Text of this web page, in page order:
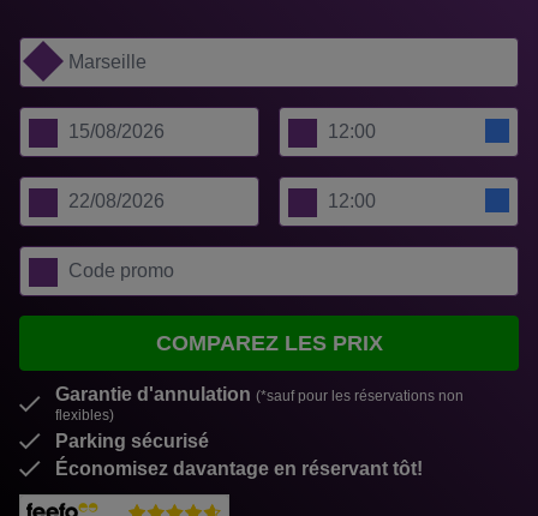
COMPAREZ LES PRIX
Garantie d'annulation (*sauf pour les réservations non
flexibles)
Parking sécurisé
Économisez davantage en réservant tôt!